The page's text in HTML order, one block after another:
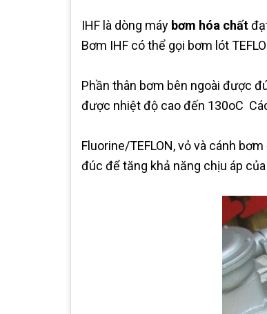
IHF là dòng máy bơm hóa chất
Bơm IHF có thể gọi bơm lót
Phần thân bơm bên ngoài được
được nhiệt độ cao đến 130oC
Fluorine/TEFLON, vỏ và cánh
đúc để tăng khả năng chịu áp